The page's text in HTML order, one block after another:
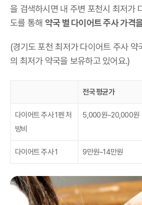
을 검색하시면 내 주변 포천시 최저가
도를 통해 약국 별 다이어트 주사 가격
(경기도 포천 최저가 다이어트 주사 약
의 최저가 약국을 보유하고 있어요.)
전국 평균가
다이어트 주사 1펜 처
방비
5,000원~20,000원
다이어트 주사 1 9만원~14만원